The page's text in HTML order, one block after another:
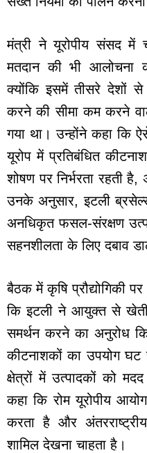
मंत्री ने यूरोपीय संसद में
मतदान की भी आलोचना
क्योंकि इसमें तीसरे देशों
करने की सीमा कम करने
गया था। उन्होंने कहा कि
यूरोप में प्रतिबंधित
शोषण पर निर्भरता रहती है,
उनके अनुसार, इटली
अनधिकृत फसल-संरक्षण
सहनशीलता के लिए दबाव
बैठक में कृषि प्रौद्योगिकी
कि इटली ने आयुक्त से
समर्थन करने का अनुरोध
कीटनाशकों का उपयोग
क्षेत्रों में उत्पादकों को
कहा कि रोम यूरोपीय
करता है और
शामिल देखना चाहता है।